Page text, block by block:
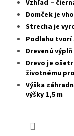
Vzhľad –
Domček je
Strecha je
Podlahu tvorí
Drevenú
Drevo je
životnému
Výška
výšky 1,5 m